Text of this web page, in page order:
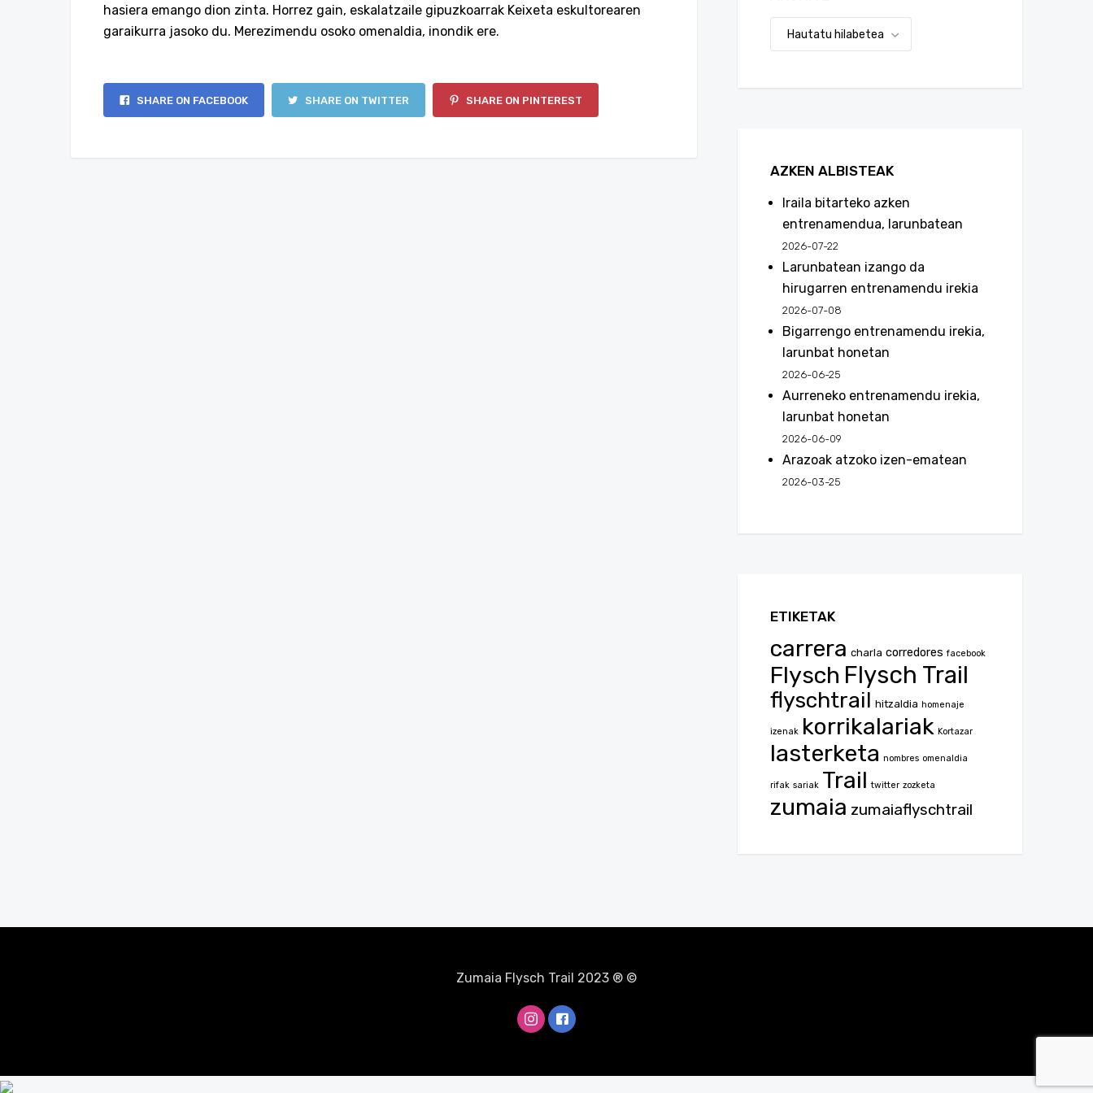
hasiera emango dion zinta. Horrez gain, eskalatzaile gipuzkoarrak Keixeta eskultorearen
garaikurra jasoko du. Merezimendu osoko omenaldia, inondik ere.
SHARE ON FACEBOOK SHARE ON TWITTER SHARE ON PINTEREST
AZKEN ALBISTEAK
Iraila bitarteko azken
entrenamendua, larunbatean
2026-07-22
Larunbatean izango da
hirugarren entrenamendu irekia
2026-07-08
Bigarrengo entrenamendu irekia,
larunbat honetan
2026-06-25
Aurreneko entrenamendu irekia,
larunbat honetan
2026-06-09
Arazoak atzoko izen-ematean
2026-03-25
ETIKETAK
carrera charla corredores facebook
Flysch Flysch Trail
flyschtrail hitzaldia homenaje
izenak korrikalariak Kortazar
lasterketa nombres omenaldia
rifak sariak Trail twitter zozketa
zumaia zumaiaflyschtrail
Zumaia Flysch Trail 2023 ® ©